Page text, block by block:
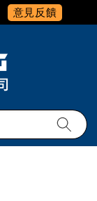
意見反饋